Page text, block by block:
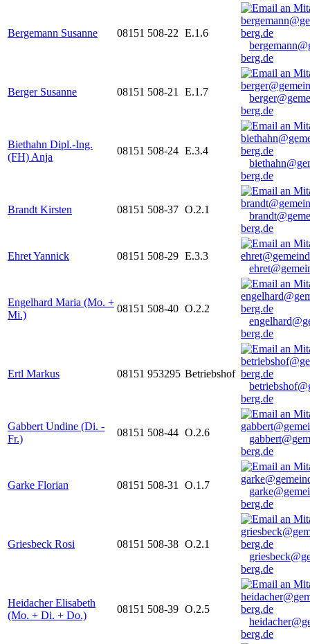
Bergemann Susanne 08151 508-22 E.1.6
berg.de
Berger Susanne 08151 508-21 E.1.7
berg.de
Biethahn Dipl.-Ing.
(FH) Anja
08151 508-24 E.3.4
berg.de
Brandt Kirsten 08151 508-37 O.2.1
berg.de
Ehret Yannick 08151 508-29 E.3.3
Engelhard Maria (Mo. +
Mi.)
08151 508-40 O.2.2
berg.de
Ertl Markus 08151 953295 Betriebshof
berg.de
Gabbert Undine (Di. -
Fr.)
08151 508-44 O.2.6
berg.de
Garke Florian 08151 508-31 O.1.7
berg.de
Griesbeck Rosi 08151 508-38 O.2.1
berg.de
Heidacher Elisabeth
(Mo. + Di. + Do.)
08151 508-39 O.2.5
berg.de